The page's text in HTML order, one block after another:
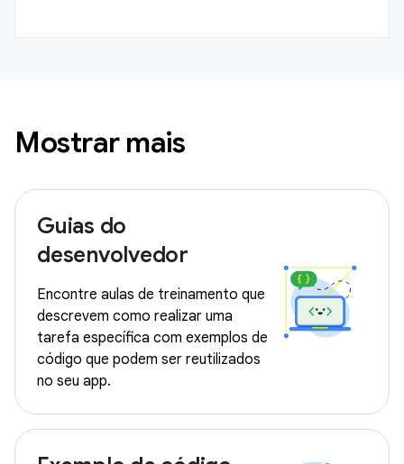
Mostrar mais
Guias do
desenvolvedor
Encontre aulas de treinamento que
descrevem como realizar uma
tarefa específica com exemplos de
código que podem ser reutilizados
no seu app.